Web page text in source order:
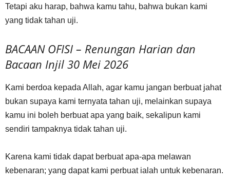
Tetapi aku harap, bahwa kamu tahu, bahwa bukan kami
yang tidak tahan uji.
BACAAN OFISI – Renungan Harian dan
Bacaan Injil 30 Mei 2026
Kami berdoa kepada Allah, agar kamu jangan berbuat jahat
bukan supaya kami ternyata tahan uji, melainkan supaya
kamu ini boleh berbuat apa yang baik, sekalipun kami
sendiri tampaknya tidak tahan uji.
Karena kami tidak dapat berbuat apa-apa melawan
kebenaran; yang dapat kami perbuat ialah untuk kebenaran.